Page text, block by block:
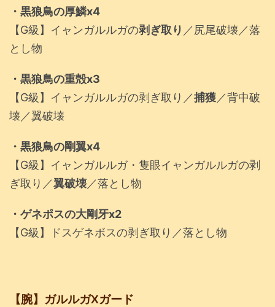
・黒狼鳥の厚鱗x4
【G級】イャンガルルガの剥ぎ取り ／尻尾破壊／落
とし物
・黒狼鳥の重殻x3
【G級】イャンガルルガの剥ぎ取り／捕獲／背中破
壊／翼破壊
・黒狼鳥の剛翼x4
【G級】イャンガルルガ・隻眼イャンガルルガの剥
ぎ取り／翼破壊／落とし物
・ゲネポスの大剛牙x2
【G級】ドスゲネボスの剥ぎ取り／落とし物
【腕】ガルルガXガード